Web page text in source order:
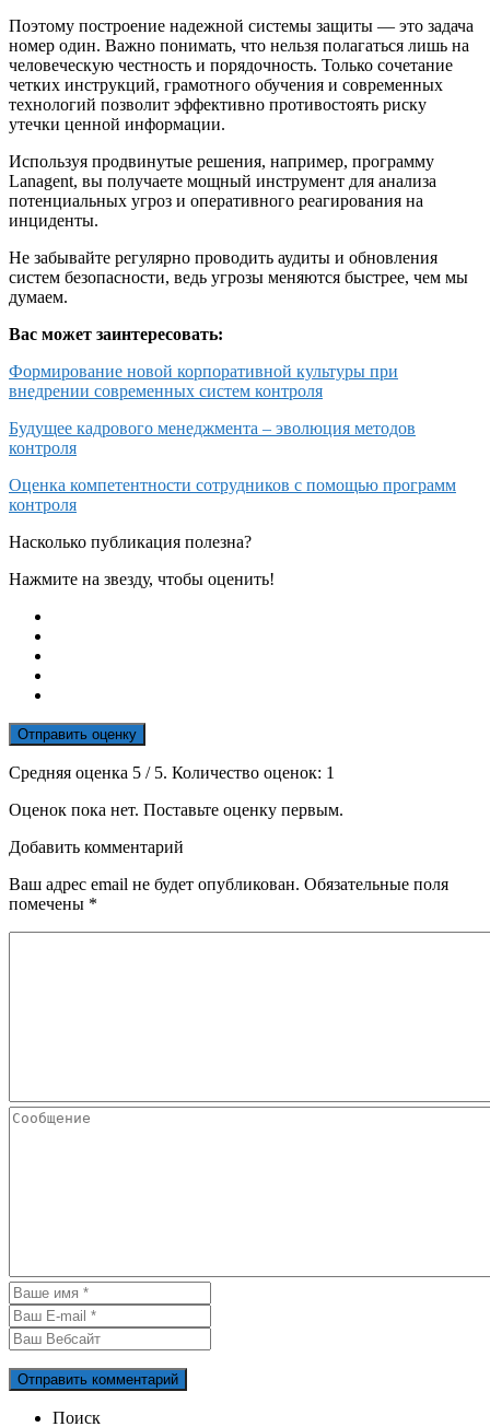
Поэтому построение надежной системы защиты — это задача
номер один. Важно понимать, что нельзя полагаться лишь на
человеческую честность и порядочность. Только сочетание
четких инструкций, грамотного обучения и современных
технологий позволит эффективно противостоять риску
утечки ценной информации.
Используя продвинутые решения, например, программу
Lanagent, вы получаете мощный инструмент для анализа
потенциальных угроз и оперативного реагирования на
инциденты.
Не забывайте регулярно проводить аудиты и обновления
систем безопасности, ведь угрозы меняются быстрее, чем мы
думаем.
Вас может заинтересовать:
Формирование новой корпоративной культуры при
внедрении современных систем контроля
Будущее кадрового менеджмента – эволюция методов
контроля
Оценка компетентности сотрудников с помощью программ
контроля
Насколько публикация полезна?
Нажмите на звезду, чтобы оценить!
Отправить оценку
Средняя оценка 5 / 5. Количество оценок: 1
Оценок пока нет. Поставьте оценку первым.
Добавить комментарий
Ваш адрес email не будет опубликован. Обязательные поля
помечены *
Поиск